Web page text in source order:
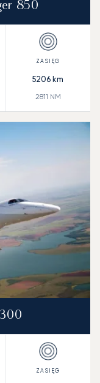
850
5206 km
2811 NM